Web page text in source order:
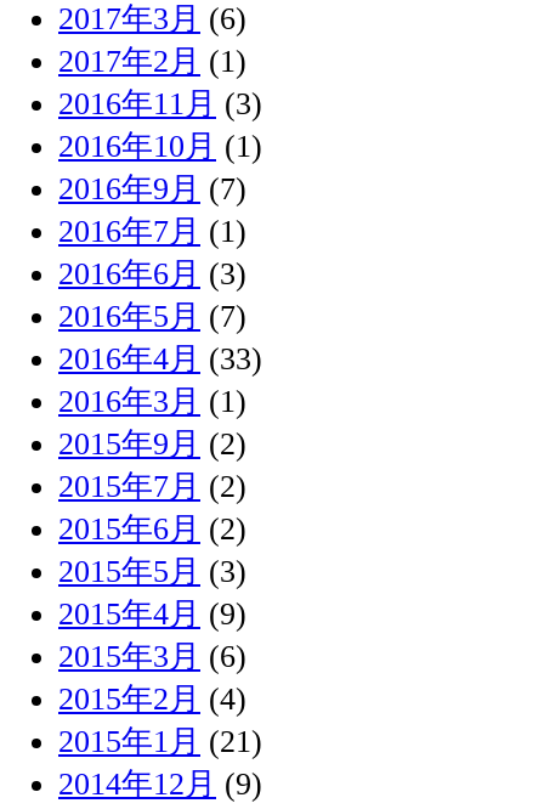
2017年3月 (6)
2017年2月 (1)
2016年11月 (3)
2016年10月 (1)
2016年9月 (7)
2016年7月 (1)
2016年6月 (3)
2016年5月 (7)
2016年4月 (33)
2016年3月 (1)
2015年9月 (2)
2015年7月 (2)
2015年6月 (2)
2015年5月 (3)
2015年4月 (9)
2015年3月 (6)
2015年2月 (4)
2015年1月 (21)
2014年12月 (9)